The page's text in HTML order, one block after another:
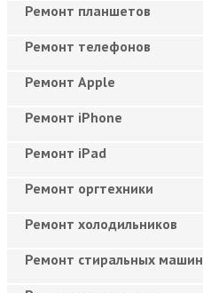
Ремонт планшетов
Ремонт телефонов
Ремонт Apple
Ремонт iPhone
Ремонт iPad
Ремонт оргтехники
Ремонт холодильников
Ремонт стиральных машин